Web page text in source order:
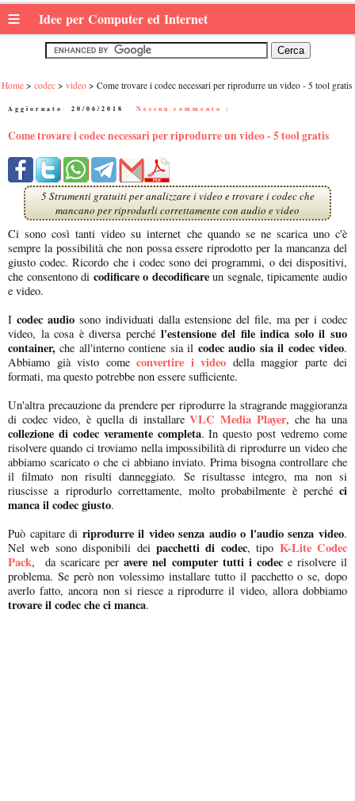
≡ Idee per Computer ed Internet
Home codec video Come trovare i codec necessari per riprodurre un video - 5 tool gratis
Aggiornato: 20/06/2018 Nessun commento :
Come trovare i codec necessari per riprodurre un video - 5 tool gratis
5 Strumenti gratuiti per analizzare i video e trovare i codec che
mancano per riprodurli correttamente con audio e video
Ci sono così tanti video su internet che quando se ne scarica uno c'è
sempre la possibilità che non possa essere riprodotto per la mancanza del
giusto codec. Ricordo che i codec sono dei programmi, o dei dispositivi,
che consentono di codificare o decodificareun segnale, tipicamente audio
e video.
I codec audio sono individuati dalla estensione del file, ma per i codec
video, la cosa è diversa perchél'estensione del file indica solo il suo
container,che all'interno contiene sia il codec audio sia il codec video.
Abbiamo già visto come convertire i video della maggior parte dei
formati, ma questo potrebbe non essere sufficiente.
Un'altra precauzione da prendere per riprodurre la stragrande maggioranza
di codec video, è quella di installare VLC Media Player, che ha una
collezione di codec veramente completa. In questo post vedremo come
risolvere quando ci troviamo nella impossibilità di riprodurre un video che
abbiamo scaricato o che ci abbiano inviato. Prima bisogna controllare che
il filmato non risulti danneggiato. Se risultasse integro, ma non si
riuscisse a riprodurlo correttamente, molto probabilmente è perché ci
manca il codec giusto.
Può capitare di riprodurre il video senza audio o l'audio senza video.
Nel web sono disponibili dei pacchetti di codec, tipo K-Lite Codec
Pack, da scaricare peravere nel computer tutti i codece risolvere il
problema. Se però non volessimo installare tutto il pacchetto o se, dopo
averlo fatto, ancora non si riesce a riprodurre il video, allora dobbiamo
trovare il codec che ci manca.